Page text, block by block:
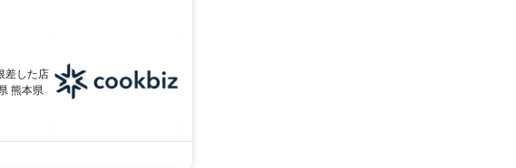
差した店
熊本県